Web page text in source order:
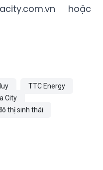
hoặc
TTC Energy
City
thị sinh thái